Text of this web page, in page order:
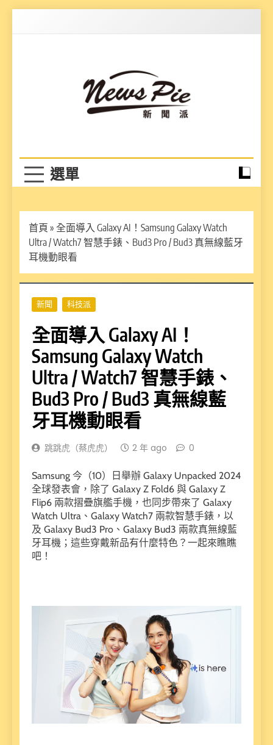
首頁 » 全面導入 Galaxy AI！Samsung Galaxy Watch
Ultra / Watch7 智慧手錶、Bud3 Pro / Bud3 真無線藍牙
耳機動眼看
新聞 科技派
全面導入 Galaxy AI！
Samsung Galaxy Watch
Ultra / Watch7 智慧手錶、
Bud3 Pro / Bud3 真無線藍
牙耳機動眼看
跳跳虎（蔡虎虎） 2 年 ago 0
Samsung 今（10）日舉辦 Galaxy Unpacked 2024
全球發表會，除了 Galaxy Z Fold6 與 Galaxy Z
Flip6 兩款摺疊旗艦手機，也同步帶來了 Galaxy
Watch Ultra、Galaxy Watch7 兩款智慧手錶，以
及 Galaxy Bud3 Pro、Galaxy Bud3 兩款真無線藍
牙耳機；這些穿戴新品有什麼特色？一起來瞧瞧
吧！